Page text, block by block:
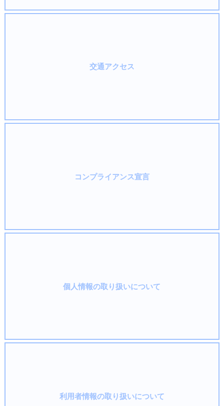
交通アクセス
コンプライアンス宣言
個人情報の取り扱いについて
利用者情報の取り扱いについて